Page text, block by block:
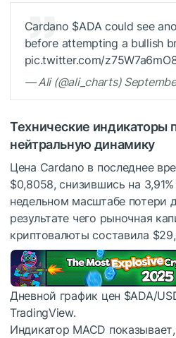
Cardano $ADAcould see
before attempting a bullish
pic.twitter.com/
— Ali (@ali_charts)
Технические индикаторы
нейтральную динамику
Цена Cardano в последнее
$0,8058, снизившись на
недельном масштабе потери
результате чего рыночная
криптовалюты составила
Дневной график цен $ADA/
TradingView.
Индикатор MACD